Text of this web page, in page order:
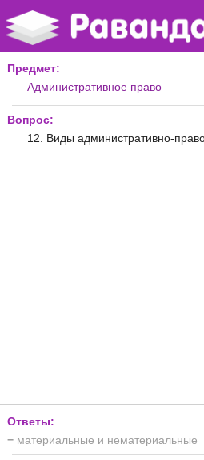
Предмет:
Административное право
Вопрос:
12. Виды административно-
Ответы:
− материальные и нематериальные